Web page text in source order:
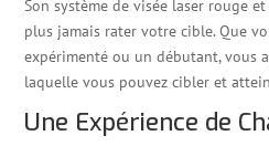
Son système de visée laser rouge
plus jamais rater votre cible. Que
expérimenté ou un débutant, vous
laquelle vous pouvez cibler et
Une Expérience de